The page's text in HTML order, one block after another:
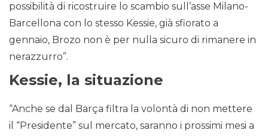
possibilità di ricostruire lo scambio sull’asse Milano-
Barcellona con lo stesso Kessie, già sfiorato a
gennaio, Brozo non è per nulla sicuro di rimanere in
nerazzurro”.
Kessie, la situazione
“Anche se dal Barça filtra la volontà di non mettere
il “Presidente” sul mercato, saranno i prossimi mesi a